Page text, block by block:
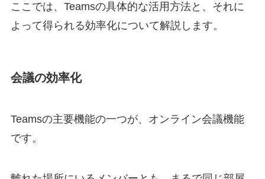
ここでは、Teamsの具体的な活用方法と、それに
よって得られる効率化について解説します。
会議の効率化
Teamsの主要機能の一つが、オンライン会議機能
です。